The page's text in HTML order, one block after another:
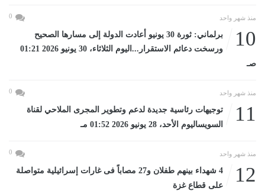
منذ شهر واحد 0
10
برلماني: ثورة 30 يونيو أعادت الدولة إلى مسارها الصحيح
ورسخت دعائم الاستقرار...اليوم الثلاثاء، 30 يونيو 2026 01:21
صـ
منذ شهر واحد 0
11
توجيهات رئاسية جديدة لدعم وتطوير المجرى الملاحي لقناة
السويساليوم الأحد، 28 يونيو 2026 01:52 مـ
منذ شهر واحد 0
12
4 شهداء بينهم طفلان و27 مصاباً فى غارات إسرائيلية متواصلة
على قطاع غزة